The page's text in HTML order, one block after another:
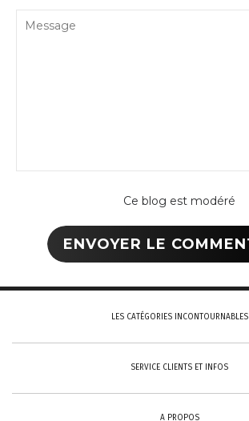
Ce blog est modéré
LES CATÉGORIES INCONTOURNABLES
SERVICE CLIENTS ET INFOS
A PROPOS